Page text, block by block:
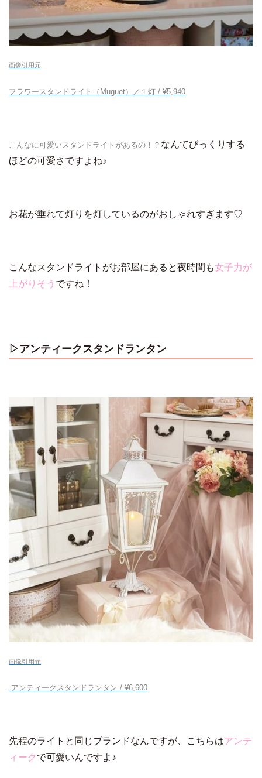
画像引用元
フラワースタンドライト（Muguet）／１灯 / ¥5,940
こんなに可愛いスタンドライトがあるの！？ なんてびっくりする
ほどの可愛さですよね♪
お花が垂れて灯りを灯しているのがおしゃれすぎます♡
こんなスタンドライトがお部屋にあると夜時間も女子力が
上がりそう ですね！
▷アンティークスタンドランタン
画像引用元
アンティークスタンドランタン / ¥6,600
先程のライトと同じブランドなんですが、こちらはアンテ
ィーク で可愛いんですよ♪